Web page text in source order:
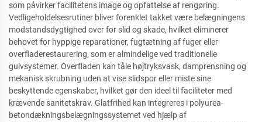
som påvirker facilitetens image og opfattelse af rengøring.
Vedligeholdelsesrutiner bliver forenklet takket være belægningens
modstandsdygtighed over for slid og skade, hvilket eliminerer
behovet for hyppige reparationer, fugtætning af fuger eller
overfladerestaurering, som er almindelige ved traditionelle
gulvsystemer. Overfladen kan tåle højtryksvask, damprensning og
mekanisk skrubning uden at vise slidspor eller miste sine
beskyttende egenskaber, hvilket gør den ideel til faciliteter med
krævende sanitetskrav. Glatfrihed kan integreres i polyurea-
betondækningsbelægningssystemet ved hjælp af